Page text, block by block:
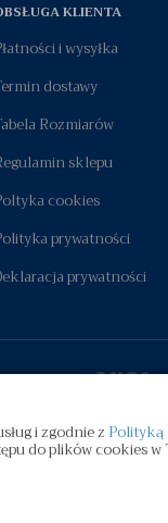
i zgodnie z Polityką
do plików cookies w
KLIENTA
i wysyłka
dostawy
Rozmiarów
sklepu
cookies
prywatności
prywatności